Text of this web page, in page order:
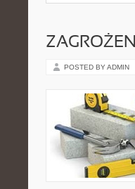
POSTED BY ADMIN